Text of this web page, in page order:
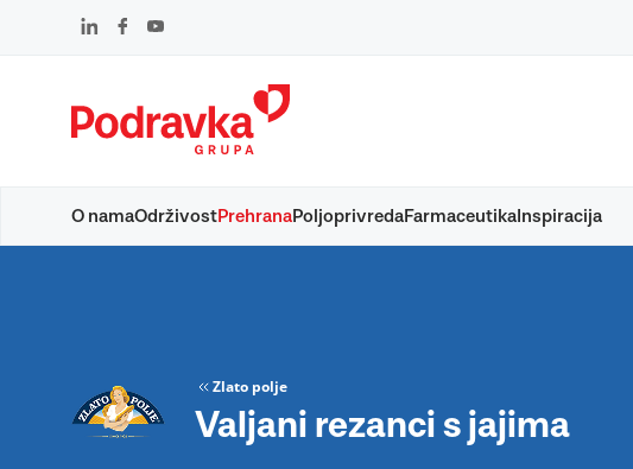
O namaOdrživostPrehranaPoljoprivredaFarmaceutikaInspiracija
Zlato polje
Valjani rezanci s jajima